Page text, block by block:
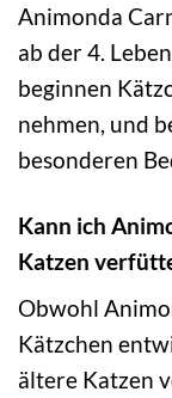
Animonda
ab der 4.
beginnen
nehmen, und
besonderen
Kann ich
Katzen
Obwohl
Kätzchen
ältere Katzen